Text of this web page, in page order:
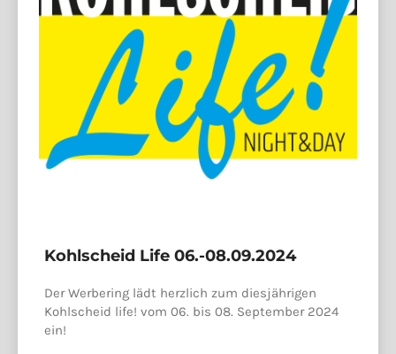
Kohlscheid Life 06.-08.09.2024
Der Werbering lädt herzlich zum diesjährigen
Kohlscheid life! vom 06. bis 08. September 2024
ein!